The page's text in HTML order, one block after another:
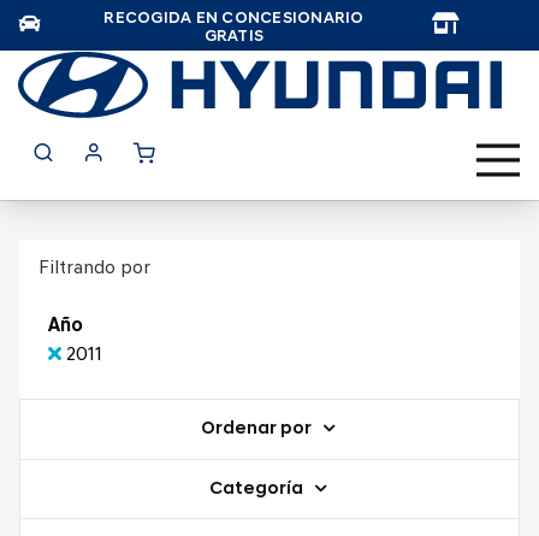
RECOGIDA EN CONCESIONARIO
GRATIS
Filtrando por
Año
2011
Ordenar por
Categoría